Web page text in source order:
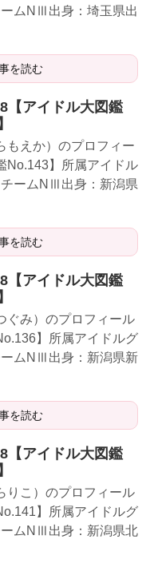
ムNⅢ出身：埼玉県出
を読む
【アイドル大図鑑
もえか）のプロフィー
No.143】所属アイドル
ームNⅢ出身：新潟県
を読む
【アイドル大図鑑
ぐみ）のプロフィール
】所属アイドルグ
ムNⅢ出身：新潟県新
を読む
【アイドル大図鑑
りこ）のプロフィール
】所属アイドルグ
ムNⅢ出身：新潟県北